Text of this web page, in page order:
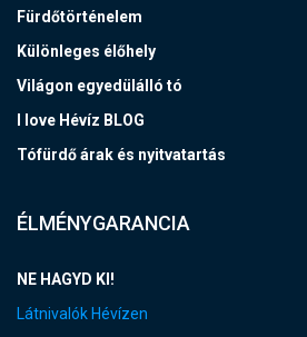
Fürdőtörténelem
Különleges élőhely
Világon egyedülálló tó
I love Hévíz BLOG
Tófürdő árak és nyitvatartás
ÉLMÉNYGARANCIA
NE HAGYD KI!
Látnivalók Hévízen